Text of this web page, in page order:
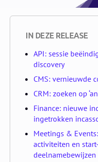
IN DEZE RELEASE
API: sessie
discovery
CMS: vernieuwde
CRM: zoeken op
Finance: nieuwe
ingetrokken
Meetings &
activiteiten en
deelnamebewijzen